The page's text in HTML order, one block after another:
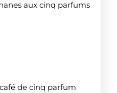
aux cinq parfums
de cinq parfum